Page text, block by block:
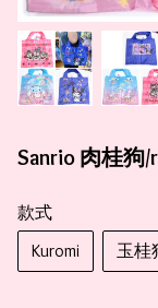
Sanrio 肉桂狗
款式
Kuromi
玉桂